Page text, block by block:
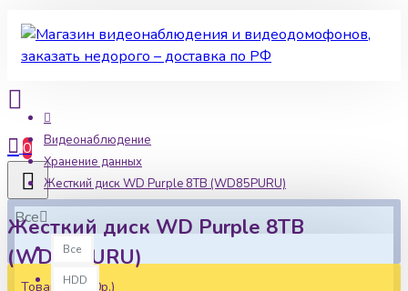
0
Все
Все
HDD
Товаров: 0 (0р.)
Видеонаблюдение
Хранение данных
Жесткий диск WD Purple 8TB (WD85PURU)
Жесткий диск WD Purple 8TB
(WD85PURU)